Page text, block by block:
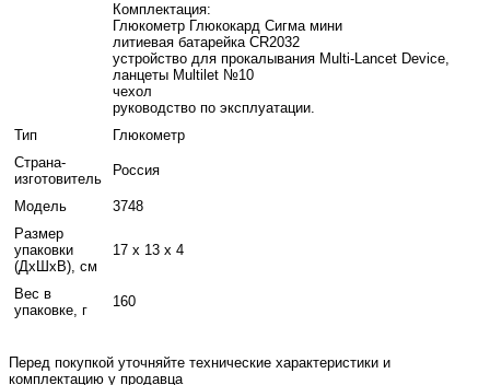
Комплектация:
Глюкометр Глюкокард Сигма мини
литиевая батарейка CR2032
устройство для прокалывания Multi-Lancet Device,
ланцеты Multilet №10
чехол
руководство по эксплуатации.
Тип
Глюкометр
Страна-
изготовитель
Россия
Модель
3748
Размер
упаковки
(ДхШхВ), см
17 x 13 x 4
Вес в
упаковке, г
160
Перед покупкой уточняйте технические характеристики и
комплектацию у продавца